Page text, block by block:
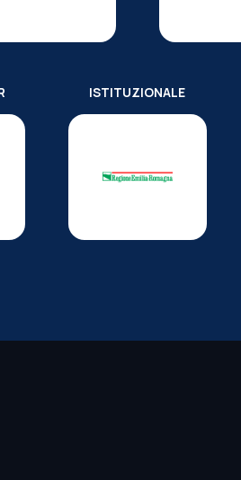
ISTITUZIONALE